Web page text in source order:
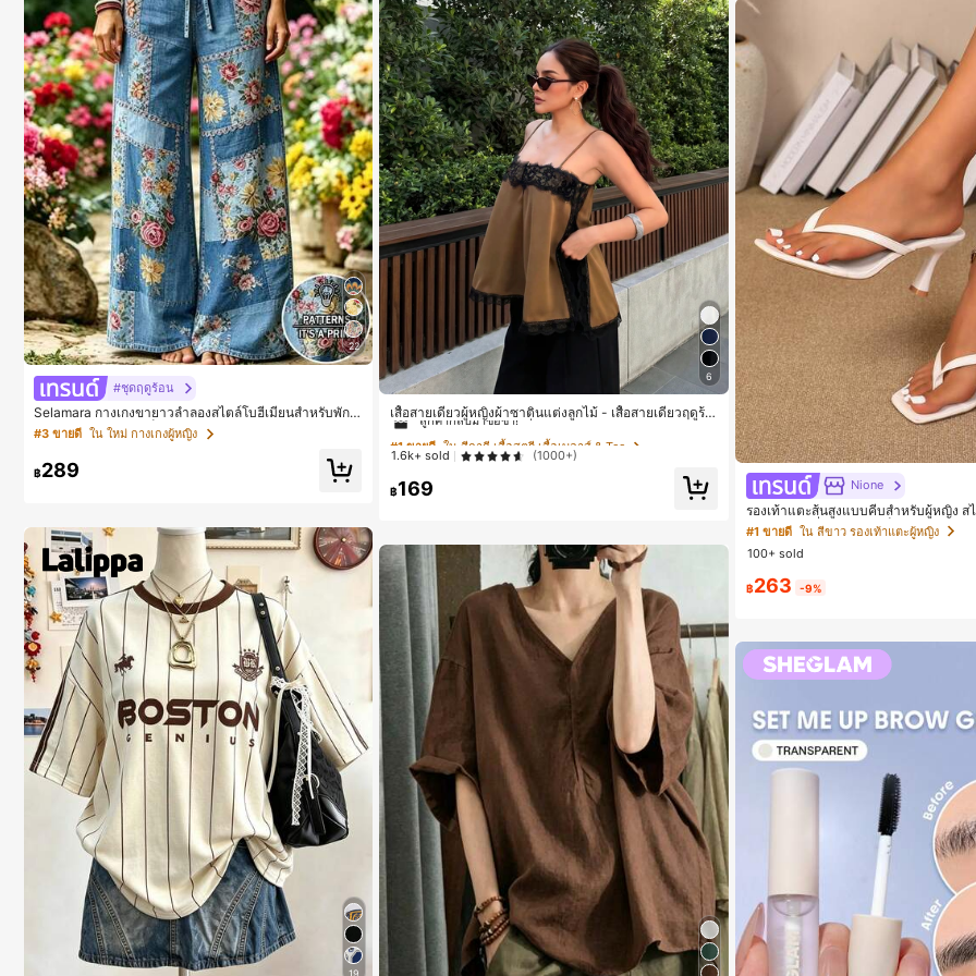
22
#ชุดฤดูร้อน
Selamara กางเกงขายาวลำลองสไตล์โบฮีเมียนสำหรับพักผ่
อน สีกากี ผิวสัมผัสมีเท็กซ์เจอร์ เอวสูงทรงหลวม เอวยางยืดพ
ร้อมเชือกรูด ทรงขาตรงทิ้งตัว ขากว้าง สำหรับชายหาด ลำ
ลอง พักผ่อน และเดินทาง
#3 ขายดี ใน ใหม่ กางเกงผู้หญิง
฿289
19
6
เสื้อสายเดี่ยวผู้หญิงผ้าซาตินแต่งลูกไม้ - เสื้อสายเดี่ยวฤดูร้อ
นสีคากีมีรอยผ่าด้านข้างที่น่าดึงดูดแบบสบายๆ
#1 ขายดี
ใน สีกากี เสื้อสตรี เสื้อเบลาส์ & Tee
ลูกค้ากลับมาซื้อซ้ำ!
#1 ขายดี
ลูกค้ากลับมาซื้อซ้ำ!
#1 ขายดี
ลูกค้ากลับมาซื้อซ้ำ!
#1 ขายดี
1.6k+ sold (1000+)
฿169 Nione
รองเท้าแตะส้นสูงแบบคีบสำหรับผู้หญิง ส
อก สไตล์แฟรี่ฤดูร้อน ส้นเข็ม รองเท้าแต
ตะชายหาดแฟชั่นสายไขว้ รองเท้าผู้หญิ
าน กลางแจ้ง ดีไซน์หัวเหลี่ยม ชิคและหรู
#1 ขายดี ใน สีขาว รองเท้าแตะผู้หญิง
100+ sold
฿263 -9%